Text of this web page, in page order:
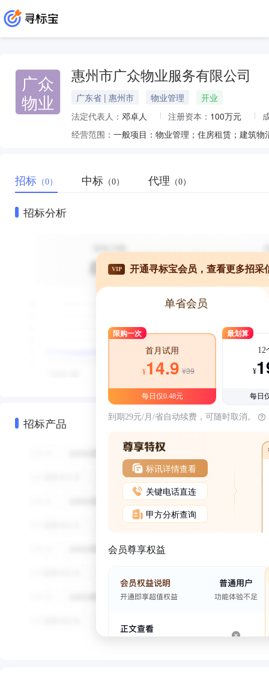
广众
物业
惠州市广众物业服务有限公司
广东省 | 惠州市 物业管理
开业
法定代表人： 邓卓人 注册资本： 100万元
经营范围：
招标 （0） 中标 （0） 代理 （0）
招标分析
招标产品
VIP 开通寻标宝会员，查看更多招采
单省会员
限购一次
首月试用
¥14.9 ¥39
每日仅0.48元
最划算
12
¥
每日
到期29元/月/省自动续费，可随时取消。
标讯详情查看
关键电话直连
甲方分析查询
会员尊享权益